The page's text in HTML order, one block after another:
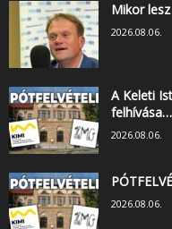
Mikor
2026.08.06.
A Keleti
felhívása…
2026.08.06.
2026.08.06.